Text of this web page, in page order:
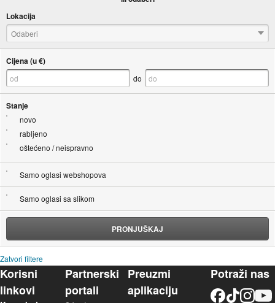
Lokacija
Odaberi
Cijena (u €)
do
Stanje
novo
rabljeno
oštećeno / neispravno
Samo oglasi webshopova
Samo oglasi sa slikom
PRONJUŠKAJ
Zatvori filtere
Korisni
linkovi
Partnerski
portali
Preuzmi
aplikaciju
Potraži nas